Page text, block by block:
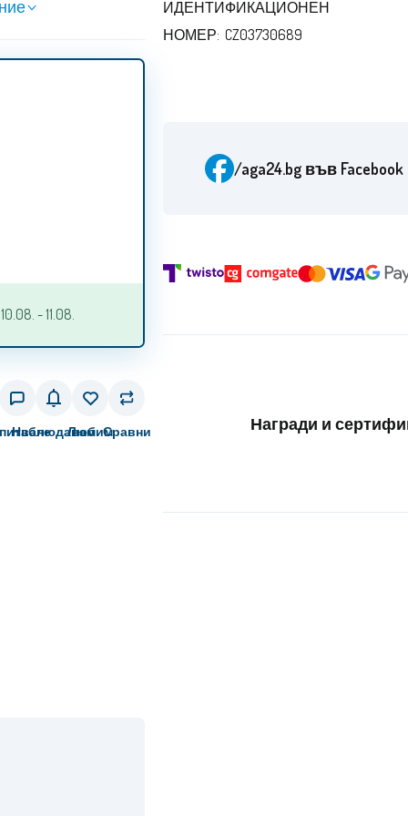
- 11.08.
Наблюдавам
ЛюбимСравни
ИДЕНТИФИКАЦИОНЕН
НОМЕР: CZ03730689
/aga24.bg във Facebook
Награди и